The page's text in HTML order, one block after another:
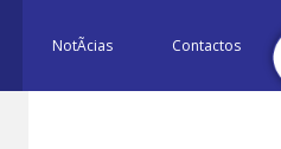
NotÃ­cias Contactos